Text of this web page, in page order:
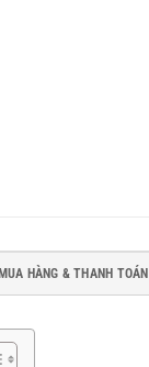
HÀNG & THANH TOÁN